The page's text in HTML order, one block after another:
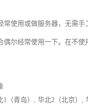
常使用或做服务器，无需
偶尔经常使用一下。在不
1（青岛）, 华北2（北京）,